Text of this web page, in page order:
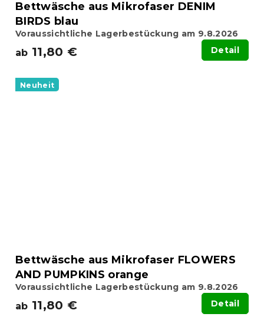
Bettwäsche aus Mikrofaser DENIM
BIRDS blau
Voraussichtliche Lagerbestückung am 9.8.2026
ab 11,80 € Detail
Neuheit
Bettwäsche aus Mikrofaser FLOWERS
AND PUMPKINS orange
Voraussichtliche Lagerbestückung am 9.8.2026
ab 11,80 € Detail